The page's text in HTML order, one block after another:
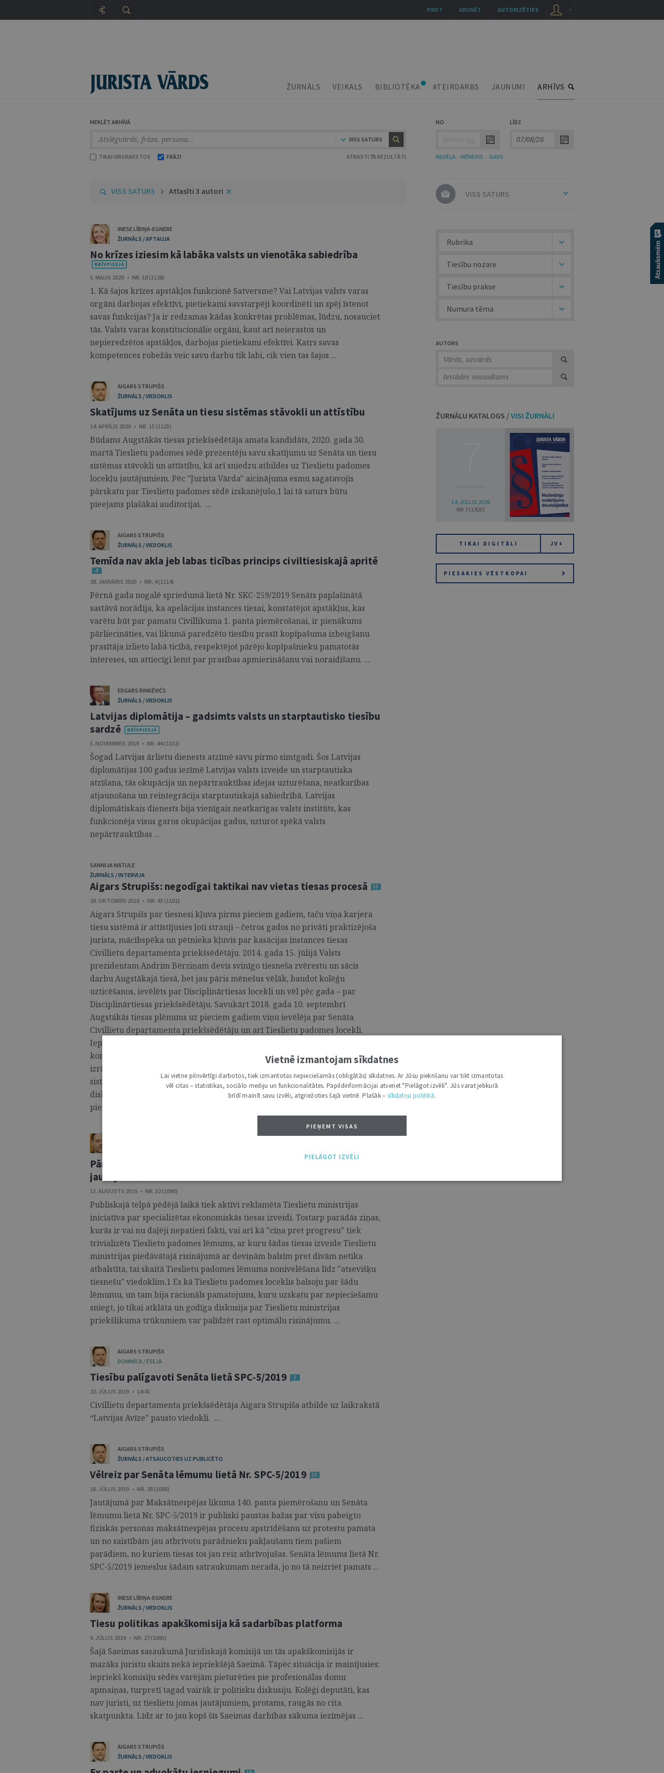
ŽURNĀLS VEIKALS BIBLIOTĒKA #TEIRDARBS JAUNUMI ARHĪVS
MEKLĒT ARHĪVĀ
VISS SATURS
TIKAI VIRSRAKSTOS FRĀZI ATRASTI 75 REZULTĀTI
NO LĪDZ
NEDĒĻA MĒNESIS GADS
VISS SATURS Atlasīti 3 autori
INESE LĪBIŅA-EGNERE
ŽURNĀLS / APTAUJA
No krīzes iziesim kā labāka valsts un vienotāka sabiedrība
5. MAIJS 2020 • NR. 18 (1128)
1. Kā šajos krīzes apstākļos funkcionē Satversme? Vai Latvijas valsts varas
orgāni darbojas efektīvi, pietiekami savstarpēji koordinēti un spēj īstenot
savas funkcijas? Ja ir redzamas kādas konkrētas problēmas, lūdzu, nosauciet
tās. Valsts varas konstitucionālie orgāni, kaut arī neierastos un
nepieredzētos apstākļos, darbojas pietiekami efektīvi. Katrs savas
kompetences robežās veic savu darbu tik labi, cik vien tas šajos ...
AIGARS STRUPIŠS
ŽURNĀLS / VIEDOKLIS
Skatījums uz Senāta un tiesu sistēmas stāvokli un attīstību
14. APRĪLIS 2020 • NR. 15 (1125)
Būdams Augstākās tiesas priekšsēdētāja amata kandidāts, 2020. gada 30.
martā Tieslietu padomes sēdē prezentēju savu skatījumu uz Senāta un tiesu
sistēmas stāvokli un attīstību, kā arī sniedzu atbildes uz Tieslietu padomes
locekļu jautājumiem. Pēc "Jurista Vārda" aicinājuma esmu sagatavojis
pārskatu par Tieslietu padomes sēdē izskanējušo,1 lai tā saturs būtu
pieejams plašākai auditorijai. ...
AIGARS STRUPIŠS
ŽURNĀLS / VIEDOKLIS
Temīda nav akla jeb labas ticības princips civiltiesiskajā apritē
4
28. JANVĀRIS 2020 • NR. 4 (1114)
Pērnā gada nogalē spriedumā lietā Nr. SKC-259/2019 Senāts paplašinātā
sastāvā norādīja, ka apelācijas instances tiesai, konstatējot apstākļus, kas
varētu būt par pamatu Civillikuma 1. panta piemērošanai, ir pienākums
pārliecināties, vai likumā paredzēto tiesību prasīt kopīpašuma izbeigšanu
prasītāja izlieto labā ticībā, respektējot pārējo kopīpašnieku pamatotās
intereses, un attiecīgi lemt par prasības apmierināšanu vai noraidīšanu. ...
EDGARS RINKĒVIČS
ŽURNĀLS / VIEDOKLIS
Latvijas diplomātija – gadsimts valsts un starptautisko tiesību
sardzē
5. NOVEMBRIS 2019 • NR. 44 (1102)
Šogad Latvijas ārlietu dienests atzīmē savu pirmo simtgadi. Šos Latvijas
diplomātijas 100 gadus iezīmē Latvijas valsts izveide un starptautiska
atzīšana, tās okupācija un nepārtrauktības idejas uzturēšana, neatkarības
atjaunošana un reintegrācija starptautiskajā sabiedrībā. Latvijas
diplomātiskais dienests bija vienīgais neatkarīgas valsts institūts, kas
funkcionēja visus garos okupācijas gadus, uzturot spēkā valsts
nepārtrauktības ...
SANNIJA MATULE
ŽURNĀLS / INTERVIJA
Aigars Strupišs: negodīgai taktikai nav vietas tiesas procesā
35
29. OKTOBRIS 2019 • NR. 43 (1101)
Aigars Strupišs par tiesnesi kļuva pirms pieciem gadiem, taču viņa karjera
tiesu sistēmā ir attīstījusies ļoti strauji – četros gados no privāti praktizējoša
jurista, mācībspēka un pētnieka kļuvis par kasācijas instances tiesas
Civillietu departamenta priekšsēdētāju. 2014. gada 15. jūlijā Valsts
prezidentam Andrim Bērziņam devis svinīgo tiesneša zvērestu un sācis
darbu Augstākajā tiesā, bet jau pāris mēnešus vēlāk, baudot kolēģu
uzticēšanos, ievēlēts par Disciplinārtiesas locekli un vēl pēc gada – par
Disciplinārtiesas priekšsēdētāju. Savukārt 2018. gada 10. septembrī
Augstākās tiesas plēnums uz pieciem gadiem viņu ievēlēja par Senāta
Civillietu departamenta priekšsēdētāju un arī Tieslietu padomes locekli.
Iepriekš A. Strupišs bija zināms kā viens no vadošajiem Latvijas
komerctiesību ekspertiem, taču, kopš kļuvis par tiesnesi, jau no sākuma
izrādījis lielu aktivitāti un interesi arī par jautājumiem, kas skar tiesu
sistēmu kopumā. Viņš ir atvērts komunikācijai un labprāt iesaistās
diskusijās, jo uzskata, ka dažādu interešu grupām ir jāsarunājas, lai nonāktu
pie vienota kopsaucēja. ...
Pārdomas par ekonomisko lietu tiesu: joprojām neatbildētie
jautājumi
13. AUGUSTS 2019 • NR. 32 (1090)
Publiskajā telpā pēdējā laikā tiek aktīvi reklamēta Tieslietu ministrijas
iniciatīva par specializētas ekonomiskās tiesas izveidi. Tostarp parādās ziņas,
kurās ir vai nu daļēji nepatiesi fakti, vai arī kā "cīņa pret progresu" tiek
trivializēts Tieslietu padomes lēmums, ar kuru šādas tiesas izveide Tieslietu
ministrijas piedāvātajā risinājumā ar deviņām balsīm pret divām netika
atbalstīta, tai skaitā Tieslietu padomes lēmuma nonivelēšana līdz "atsevišķu
tiesnešu" viedoklim.1 Es kā Tieslietu padomes loceklis balsoju par šādu
lēmumu, un tam bija racionāls pamatojums, kuru uzskatu par nepieciešamu
sniegt, jo tikai atklāta un godīga diskusija par Tieslietu ministrijas
priekšlikuma trūkumiem var palīdzēt rast optimālu risinājumu. ...
AIGARS STRUPIŠS
DOMNĪCA / ESEJA
Tiesību palīgavoti Senāta lietā SPC-5/2019
2
22. JŪLIJS 2019 • 14:41
Civillietu departamenta priekšsēdētāja Aigara Strupiša atbilde uz laikrakstā
“Latvijas Avīze” pausto viedokli. ...
AIGARS STRUPIŠS
ŽURNĀLS / ATSAUCOTIES UZ PUBLICĒTO
Vēlreiz par Senāta lēmumu lietā Nr. SPC-5/2019
33
16. JŪLIJS 2019 • NR. 28 (1086)
Jautājumā par Maksātnespējas likuma 140. panta piemērošanu un Senāta
lēmumu lietā Nr. SPC-5/2019 ir publiski paustas bažas par visu pabeigto
fiziskās personas maksātnespējas procesu apstrīdēšanu uz protestu pamata
un no saistībām jau atbrīvotu parādnieku pakļaušanu tiem pašiem
parādiem, no kuriem tiesas tos jau reiz atbrīvojušas. Senāta lēmums lietā Nr.
SPC-5/2019 iemeslus šādam satraukumam nerada, jo no tā neizriet pamats ...
INESE LĪBIŅA-EGNERE
ŽURNĀLS / VIEDOKLIS
Tiesu politikas apakškomisija kā sadarbības platforma
9. JŪLIJS 2019 • NR. 27 (1085)
Šajā Saeimas sasaukumā Juridiskajā komisijā un tās apakškomisijās ir
mazāks juristu skaits nekā iepriekšējā Saeimā. Tāpēc situācija ir mainījusies:
iepriekš komisiju sēdēs varējām pieturēties pie profesionālas domu
apmaiņas, turpretī tagad vairāk ir politisku diskusiju. Kolēģi deputāti, kas
nav juristi, uz tieslietu jomas jautājumiem, protams, raugās no cita
skatpunkta. Līdz ar to jau kopš šīs Saeimas darbības sākuma iezīmējas ...
AIGARS STRUPIŠS
ŽURNĀLS / VIEDOKLIS
VISS SATURS
Rubrika
Tiesību nozare
Tiesību prakse
Numura tēma
AUTORS
ŽURNĀLU KATALOGS / VISI ŽURNĀLI
14. JŪLIJS 2026
NR 7 (1425)
TIKAI DIGITĀLI JV+
PIESAKIES VĒSTKOPAI
AUTORIZĒTIES
ABONĒT
PIRKT
Vietnē izmantojam sīkdatnes
Lai vietne pilnvērtīgi darbotos, tiek izmantotas nepieciešamās (obligātās) sīkdatnes. Ar Jūsu piekrišanu var tikt izmantotas
vēl citas – statistikas, sociālo mediju un funkcionalitātes. Papildinformācijai atveriet "Pielāgot izvēli". Jūs varat jebkurā
brīdī mainīt savu izvēli, atgriežoties šajā vietnē. Plašāk – sīkdatņu politikā.
PIEŅEMT VISAS
PIELĀGOT IZVĒLI